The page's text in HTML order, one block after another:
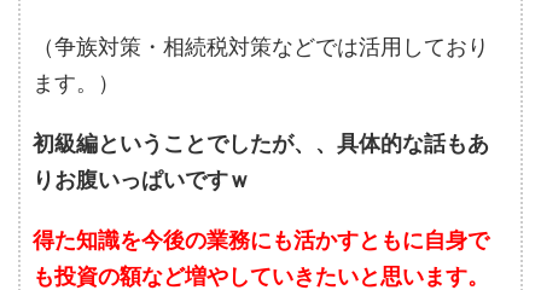
（争族対策・相続税対策などでは活用しており
ます。）
初級編ということでしたが、、具体的な話もあ
りお腹いっぱいですｗ
得た知識を今後の業務にも活かすともに自身で
も投資の額など増やしていきたいと思います。